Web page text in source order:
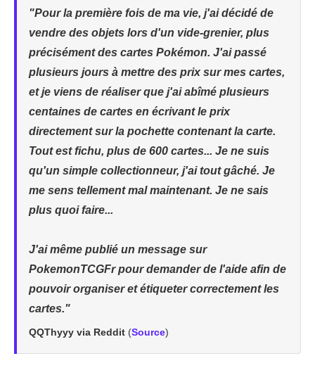
"Pour la première fois de ma vie, j'ai décidé de
vendre des objets lors d'un vide-grenier, plus
précisément des cartes Pokémon. J'ai passé
plusieurs jours à mettre des prix sur mes cartes,
et je viens de réaliser que j'ai abîmé plusieurs
centaines de cartes en écrivant le prix
directement sur la pochette contenant la carte.
Tout est fichu, plus de 600 cartes... Je ne suis
qu'un simple collectionneur, j'ai tout gâché. Je
me sens tellement mal maintenant. Je ne sais
plus quoi faire...
J'ai même publié un message sur
PokemonTCGFr pour demander de l'aide afin de
pouvoir organiser et étiqueter correctement les
cartes."
QQThyyy via Reddit (Source)